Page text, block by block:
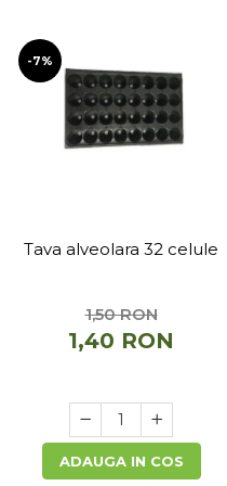
banda si capse
Mandrina
Masini pneumatice si
Burghie pneumatice
Antrenoare cu crichet
Ciocane pneumatice cu dalta
Capsator pneumatic
Pistoale pneumatice
Slefuitoare orbitale
Compresoare
-7%
Tava alveolara 32 celule
1,50 RON
1,40 RON
ADAUGA IN COS